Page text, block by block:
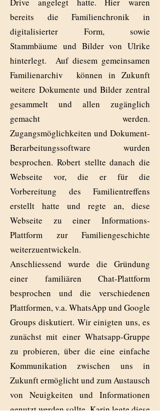
bereits die Familienchronik in
digitalisierter Form, sowie
Stammbäume und Bilder von Ulrike
hinterlegt. Auf diesem gemeinsamen
Familienarchiv können in Zukunft
weitere Dokumente und Bilder zentral
gesammelt und allen zugänglich
gemacht werden.
Zugangsmöglichkeiten und Dokument-
Berarbeitungssoftware wurden
besprochen. Robert stellte danach die
Webseite vor, die er für die
Vorbereitung des Familientreffens
erstellt hatte und regte an, diese
Webseite zu einer Informations-
Plattform zur Familiengeschichte
weiterzuentwickeln.
Anschliessend wurde die Gründung
einer familiären Chat-Plattform
besprochen und die verschiedenen
Plattformen, v.a. WhatsApp und Google
Groups diskutiert. Wir einigten uns, es
zunächst mit einer Whatsapp-Gruppe
zu probieren, über die eine einfache
Kommunikation zwischen uns in
Zukunft ermöglicht und zum Austausch
von Neuigkeiten und Informationen
genutzt werden sollte. Karin legte diese